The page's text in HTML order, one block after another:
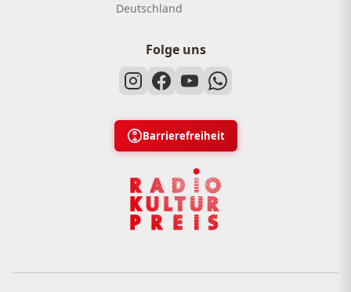
Deutschland
Folge uns
Barrierefreiheit